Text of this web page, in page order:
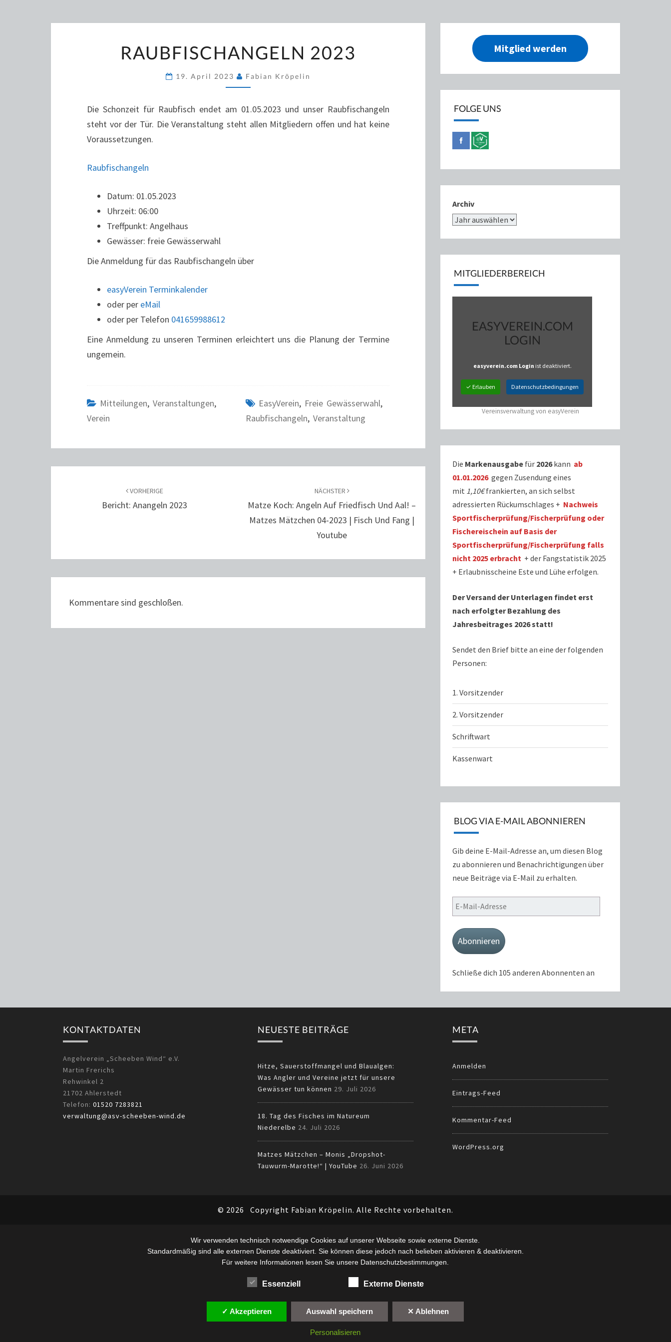
2023
RAUBFISCHANGELN 2023
19. April 2023 Fabian Kröpelin
Die Schonzeit für Raubfisch endet am 01.05.2023 und unser Raubfischangeln
steht vor der Tür. Die Veranstaltung steht allen Mitgliedern offen und hat keine
Voraussetzungen.
Raubfischangeln
Datum: 01.05.2023
Uhrzeit: 06:00
Treffpunkt: Angelhaus
Gewässer: freie Gewässerwahl
Die Anmeldung für das Raubfischangeln über
easyVerein Terminkalender
oder per eMail
oder per Telefon 041659988612
Eine Anmeldung zu unseren Terminen erleichtert uns die Planung der Termine
ungemein.
Mitteilungen, Veranstaltungen,
Verein
EasyVerein, Freie Gewässerwahl,
Raubfischangeln, Veranstaltung
NAVIGATIONVORHERIGE
Bericht: Anangeln 2023
NÄCHSTER
Matze Koch: Angeln Auf Friedfisch Und Aal! –
Matzes Mätzchen 04-2023 | Fisch Und Fang |
Youtube
Kommentare sind geschloßen.
Mitglied werden
FOLGE UNS
Archiv
MITGLIEDERBEREICH
EASYVEREIN.COM
LOGIN
easyverein.com Login ist deaktiviert.
✓ Erlauben Datenschutzbedingungen
Vereinsverwaltung von easyVerein
Die Markenausgabe für 2026kann ab
01.01.2026 gegen Zusendung eines
mit 1,10€frankierten, an sich selbst
adressierten Rückumschlages + Nachweis
Sportfischerprüfung/Fischerprüfung oder
Fischereischein auf Basis der
Sportfischerprüfung/Fischerprüfung falls
nicht 2025 erbracht + der Fangstatistik 2025
+ Erlaubnisscheine Este und Lühe erfolgen.
Der Versand der Unterlagen findet erst
nach erfolgter Bezahlung des
Jahresbeitrages 2026 statt!
Sendet den Brief bitte an eine der folgenden
Personen:
1. Vorsitzender
2. Vorsitzender
Schriftwart
Kassenwart
BLOG VIA E-MAIL ABONNIEREN
Gib deine E-Mail-Adresse an, um diesen Blog
zu abonnieren und Benachrichtigungen über
neue Beiträge via E-Mail zu erhalten.
E-
Mail-
Adresse
Abonnieren
Schließe dich 105 anderen Abonnenten an
KONTAKTDATEN
Angelverein „Scheeben Wind“ e.V.
Martin Frerichs
Rehwinkel 2
21702 Ahlerstedt
Telefon: 01520 7283821
verwaltung@asv-scheeben-wind.de
NEUESTE BEITRÄGE
Hitze, Sauerstoffmangel und Blaualgen:
Was Angler und Vereine jetzt für unsere
Gewässer tun können 29. Juli 2026
18. Tag des Fisches im Natureum
Niederelbe 24. Juli 2026
Matzes Mätzchen – Monis „Dropshot-
Tauwurm-Marotte!“ | YouTube 26. Juni 2026
META
Anmelden
Eintrags-Feed
Kommentar-Feed
WordPress.org
© 2026 Copyright Fabian Kröpelin. Alle Rechte vorbehalten.
Wir verwenden technisch notwendige Cookies auf unserer Webseite sowie externe Dienste.
Standardmäßig sind alle externen Dienste deaktiviert. Sie können diese jedoch nach belieben aktivieren & deaktivieren.
Für weitere Informationen lesen Sie unsere Datenschutzbestimmungen.
Essenziell Externe Dienste
✓ Akzeptieren Auswahl speichern ✕ Ablehnen
Personalisieren